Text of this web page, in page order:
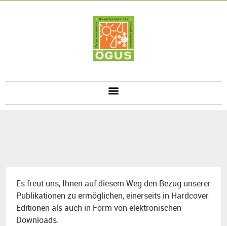
Es freut uns, Ihnen auf diesem Weg den Bezug unserer
Publikationen zu ermöglichen, einerseits in Hardcover
Editionen als auch in Form von elektronischen
Downloads.